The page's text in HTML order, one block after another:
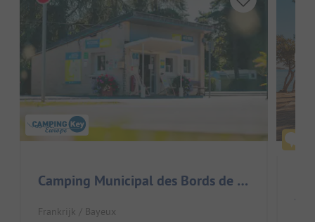
Camping Municipal des Bords de l'Aure
Frankrijk / Bayeux